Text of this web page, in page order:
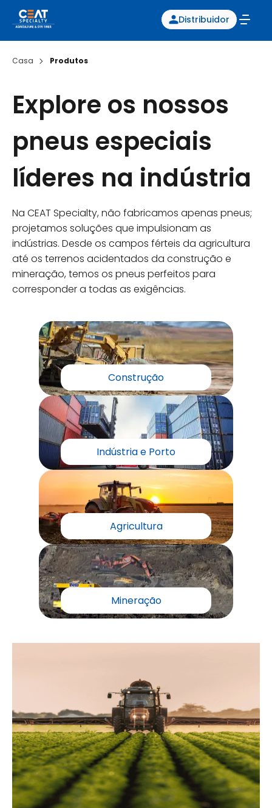
Distribuidor
Casa Produtos
Na CEAT Specialty, não fabricamos apenas pneus;
projetamos soluções que impulsionam as
indústrias. Desde os campos férteis da agricultura
até os terrenos acidentados da construção e
mineração, temos os pneus perfeitos para
corresponder a todas as exigências.
Explore os nossos
pneus especiais
líderes na indústria
Construção
Indústria e Porto
Agricultura
Mineração